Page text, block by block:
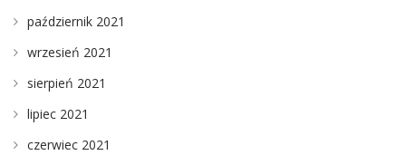
październik 2021
wrzesień 2021
sierpień 2021
lipiec 2021
czerwiec 2021